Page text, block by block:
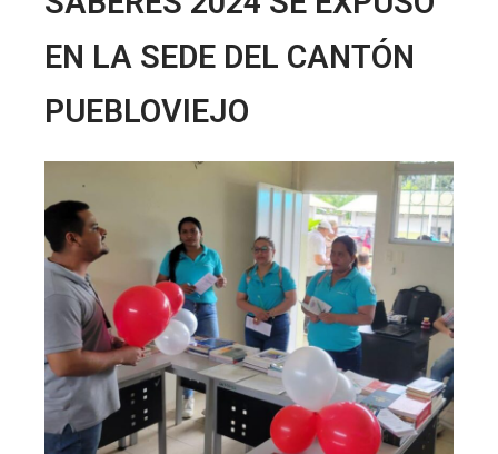
EN LA SEDE DEL CANTÓN
PUEBLOVIEJO